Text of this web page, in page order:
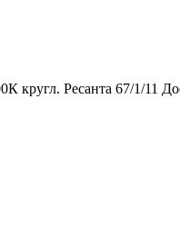
кругл. Ресанта 67/1/11